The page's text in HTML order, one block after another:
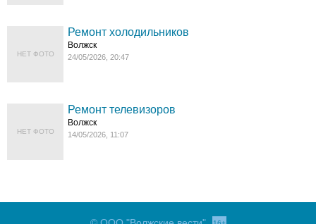
НЕТ ФОТО
Ремонт холодильников
Волжск
24/05/2026, 20:47
НЕТ ФОТО
Ремонт телевизоров
Волжск
14/05/2026, 11:07